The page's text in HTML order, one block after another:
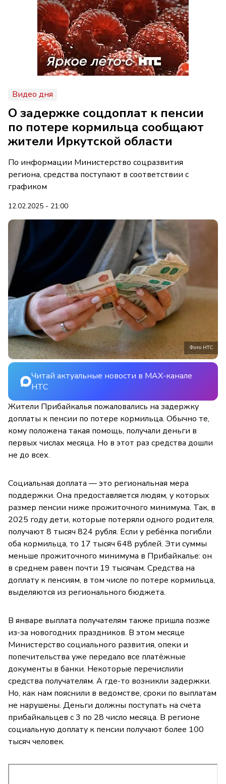
Видео дня
О задержке соцдоплат к пенсии
по потере кормильца сообщают
жители Иркутской области
По информации Министерство соцразвития
региона, средства поступают в соответствии с
графиком
12.02.2025 - 21:00
Фото НТС
Читай актуальные новости в MAX-канале
НТС
Жители Прибайкалья пожаловались на задержку
доплаты к пенсии по потере кормильца. Обычно те,
кому положена такая помощь, получали деньги в
первых числах месяца. Но в этот раз средства дошли
не до всех.
Социальная доплата — это региональная мера
поддержки. Она предоставляется людям, у которых
размер пенсии ниже прожиточного минимума. Так, в
2025 году дети, которые потеряли одного родителя,
получают 8 тысяч 824 рубля. Если у ребёнка погибли
оба кормильца, то 17 тысяч 648 рублей. Эти суммы
меньше прожиточного минимума в Прибайкалье: он
в среднем равен почти 19 тысячам. Средства на
доплату к пенсиям, в том числе по потере кормильца,
выделяются из регионального бюджета.
В январе выплата получателям также пришла позже
из-за новогодних праздников. В этом месяце
Министерство социального развития, опеки и
попечительства уже передало все платёжные
документы в банки. Некоторые перечислили
средства получателям. А где-то возникли задержки.
Но, как нам пояснили в ведомстве, сроки по выплатам
не нарушены. Деньги должны поступать на счета
прибайкальцев с 3 по 28 число месяца. В регионе
социальную доплату к пенсии получают более 100
тысяч человек.